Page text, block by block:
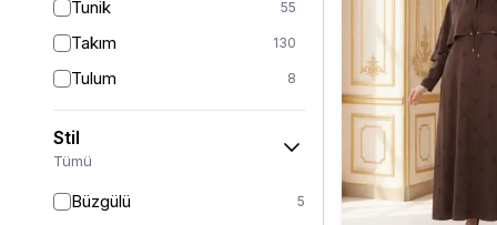
Tunik 55
Takım 130
Tulum 8
Pantolon 151
Etek 19
Stil
Tümü
Büzgülü 5